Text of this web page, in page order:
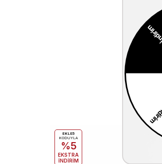
EKLE5
KODUYLA
%5
EKSTRA
İNDİRİM